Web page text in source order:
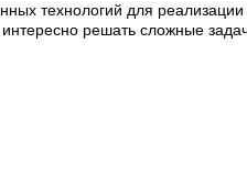
технологий для
решать сложные